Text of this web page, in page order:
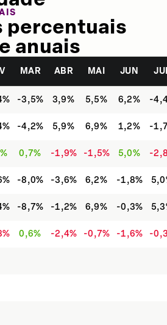
percentuais
anuais
MAR ABR MAI JUN
-3,5% 3,9% 5,5% 6,2% -
-4,2% 5,9% 6,9% 1,2% -
0,7% -1,9% -1,5% 5,0% -
-8,0% -3,6% 6,2% -1,8%
-8,7% -1,2% 6,9% -0,3%
0,6% -2,4% -0,7% -1,6% -